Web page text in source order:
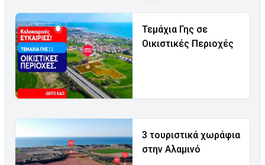
Τεμάχια Γης σε
Οικιστικές Περιοχές
3 τουριστικά χωράφια
στην Αλαμινό